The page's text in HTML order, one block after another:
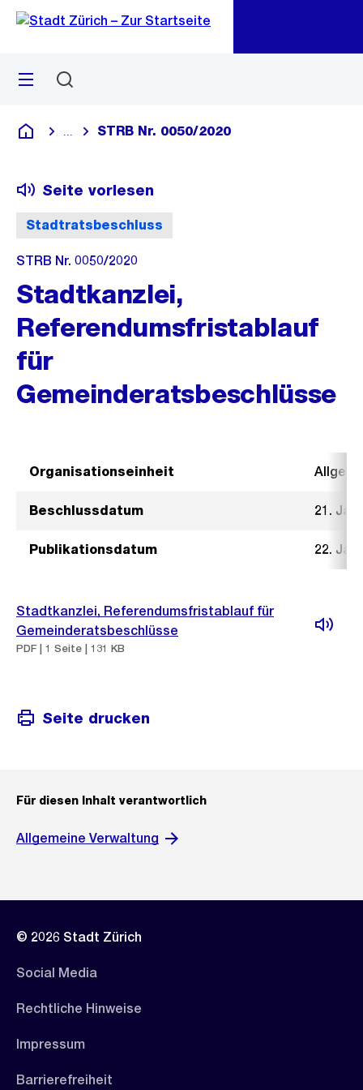
Navigation
Sprunglink
Menü
Deutsch
Blende alle Breadcrumbs ein
STRB Nr. 0050/2020
Stadtratsbeschluss
Seite vorlesen
STRB Nr. 0050/2020
Stadtkanzlei,
Referendumsfristablauf
für
Gemeinderatsbeschlüsse
Organisationseinheit
Beschlussdatum 21.
Publikationsdatum 22.
Stadtkanzlei, Referendumsfristablauf für
Gemeinderatsbeschlüsse
PDF | 1 Seite | 131 KB
Seite drucken
Für diesen Inhalt verantwortlich
Allgemeine Verwaltung
© 2026 Stadt Zürich
Social Media
Rechtliche Hinweise
Impressum
Barrierefreiheit